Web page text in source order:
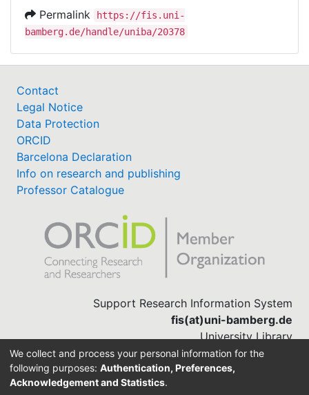
Permalink
https://fis.uni-
bamberg.de/handle/uniba/20378
Contact
Legal Notice
Data Protection
ORCID
Barcelona Declaration
Info on research and publishing
Professor Catalogue
Support Research Information System
fis(at)uni-bamberg.de
University Library
(0951) 863-1568
We collect and process your personal information for the
following purposes: Authentication, Preferences,
Acknowledgement and Statistics.